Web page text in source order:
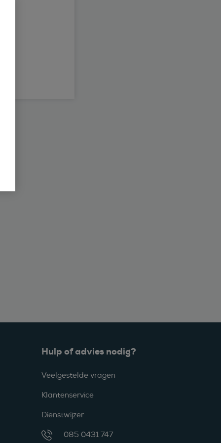
Hulp of advies nodig?
Veelgestelde vragen
Klantenservice
Dienstwijzer
085 0431 747